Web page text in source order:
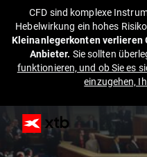
CFD sind komplexe
Hebelwirkung ein hohes
Kleinanlegerkonten verlieren
Anbieter. Sie sollten
funktionieren, und ob Sie es
einzugehen,